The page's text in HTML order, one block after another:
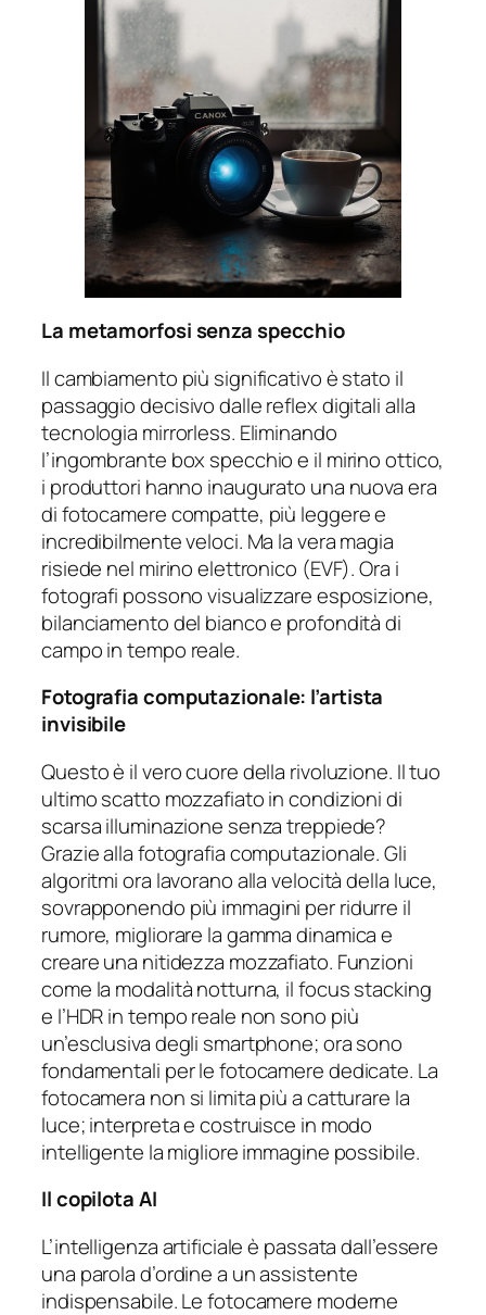
La metamorfosi senza specchio
Il cambiamento più significativo è stato il
passaggio decisivo dalle reflex digitali alla
tecnologia mirrorless. Eliminando
l’ingombrante box specchio e il mirino ottico,
i produttori hanno inaugurato una nuova era
di fotocamere compatte, più leggere e
incredibilmente veloci. Ma la vera magia
risiede nel mirino elettronico (EVF). Ora i
fotografi possono visualizzare esposizione,
bilanciamento del bianco e profondità di
campo in tempo reale.
Fotografia computazionale: l’artista
invisibile
Questo è il vero cuore della rivoluzione. Il tuo
ultimo scatto mozzafiato in condizioni di
scarsa illuminazione senza treppiede?
Grazie alla fotografia computazionale. Gli
algoritmi ora lavorano alla velocità della luce,
sovrapponendo più immagini per ridurre il
rumore, migliorare la gamma dinamica e
creare una nitidezza mozzafiato. Funzioni
come la modalità notturna, il focus stacking
e l’HDR in tempo reale non sono più
un’esclusiva degli smartphone; ora sono
fondamentali per le fotocamere dedicate. La
fotocamera non si limita più a catturare la
luce; interpreta e costruisce in modo
intelligente la migliore immagine possibile.
Il copilota AI
L’intelligenza artificiale è passata dall’essere
una parola d’ordine a un assistente
indispensabile. Le fotocamere moderne